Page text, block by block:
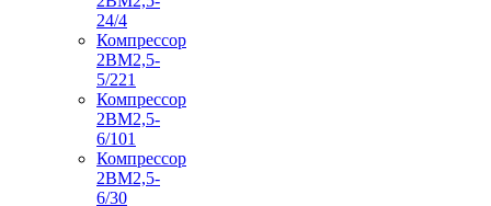
24/4
Компрессор
2ВМ2,5-
5/221
Компрессор
2ВМ2,5-
6/101
Компрессор
2ВМ2,5-
6/30